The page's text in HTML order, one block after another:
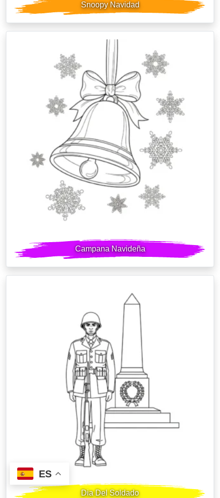
Snoopy Navidad
Campana Navideña
Dia Del Soldado
ES